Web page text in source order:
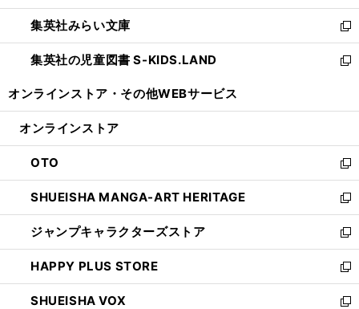
開
く
ウ
で
開
く
ン
ド
ウ
で
ウ
ィ
ン
ド
開
集英社みらい文庫
新
し
い
ン
ウ
で
開
く
集英社の児童図書 S-KIDS.LAND
新
ウ
ン
ド
ウ
で
開
く
オンラインストア・ その他WEBサービス
オンラインストア
OTO
新
し
い
ウ
ィ
ン
ド
ウ
で
SHUEISHA MANGA-ART HERITAGE
新
し
い
ウ
ィ
ン
ド
ジャンプキャラクターズストア
新
し
い
ウ
ィ
HAPPY PLUS STORE
新
し
い
SHUEISHA VOX
新